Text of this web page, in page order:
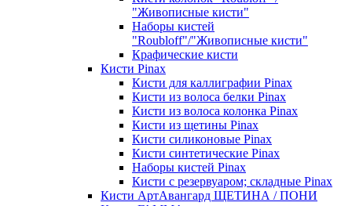
"Живописные кисти"
Наборы кистей
"Roubloff"/"Живописные кисти"
Крафические кисти
Кисти Pinax
Кисти для каллиграфии Pinax
Кисти из волоса белки Pinax
Кисти из волоса колонка Pinax
Кисти из щетины Pinax
Кисти силиконовые Pinax
Кисти синтетические Pinax
Наборы кистей Pinax
Кисти с резервуаром; складные Pinax
Кисти АртАвангард ЩЕТИНА / ПОНИ